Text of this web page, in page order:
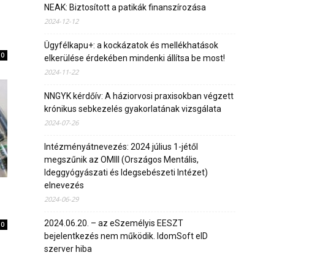
0
0
NEAK: Biztosított a patikák finanszírozása
2024-12-12
Ügyfélkapu+: a kockázatok és mellékhatások
elkerülése érdekében mindenki állítsa be most!
2024-11-22
NNGYK kérdőív: A háziorvosi praxisokban végzett
krónikus sebkezelés gyakorlatának vizsgálata
2024-07-26
Intézményátnevezés: 2024 július 1-jétől
megszűnik az OMIII (Országos Mentális,
Ideggyógyászati és Idegsebészeti Intézet)
elnevezés
2024-06-29
2024.06.20. – az eSzemélyis EESZT
bejelentkezés nem működik. IdomSoft eID
szerver hiba